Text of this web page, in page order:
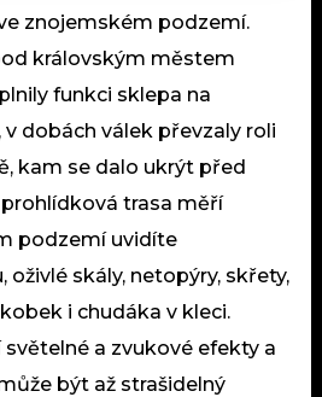
znojemském podzemí.
královským městem
funkci sklepa na
v dobách válek převzaly roli
kam se dalo ukrýt před
trasa měří
podzemí uvidíte
oživlé skály, netopýry, skřety,
i chudáka v kleci.
a zvukové efekty a
být až strašidelný